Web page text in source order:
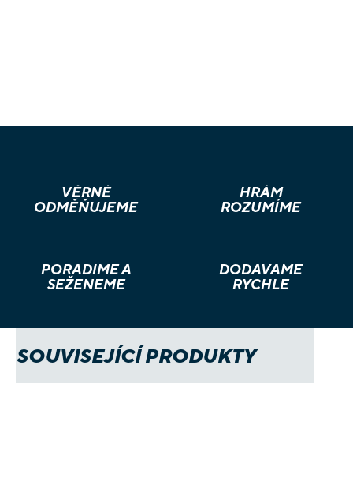
VĚRNÉ
ODMĚŇUJEME
HRÁM
ROZUMÍME
PORADÍME A
SEŽENEME
DODÁVÁME
RYCHLE
SOUVISEJÍCÍ PRODUKTY